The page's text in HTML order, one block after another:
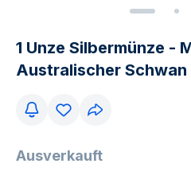
1 Unze Silbermünze -
Australischer Schwan
Ausverkauft